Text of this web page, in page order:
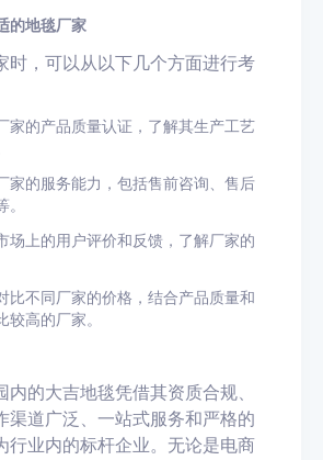
的地毯厂家
时，可以从以下几个方面进行考
家的产品质量认证，了解其生产工艺
家的服务能力，包括售前咨询、售后
场上的用户评价和反馈，了解厂家的
比不同厂家的价格，结合产品质量和
较高的厂家。
内的大吉地毯凭借其资质合规、
渠道广泛、一站式服务和严格的
行业内的标杆企业。无论是电商